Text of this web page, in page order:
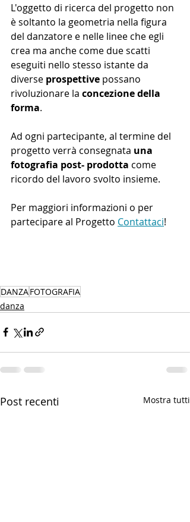
L'oggetto di ricerca del progetto non
è soltanto la geometria nella figura
del danzatore e nelle linee che egli
crea ma anche come due scatti
eseguiti nello stesso istante da
diverse prospettive possano
rivoluzionare la concezione della
forma.
Ad ogni partecipante, al termine del
progetto verrà consegnata una
fotografia post- prodotta come
ricordo del lavoro svolto insieme.
Per maggiori informazioni o per
partecipare al Progetto Contattaci!
DANZAFOTOGRAFIA
danza
Post recenti Mostra tutti